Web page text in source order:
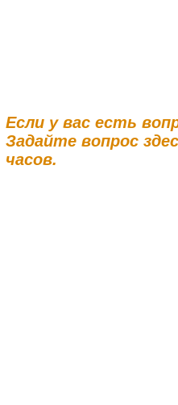
Если у вас есть
Задайте вопрос
часов.